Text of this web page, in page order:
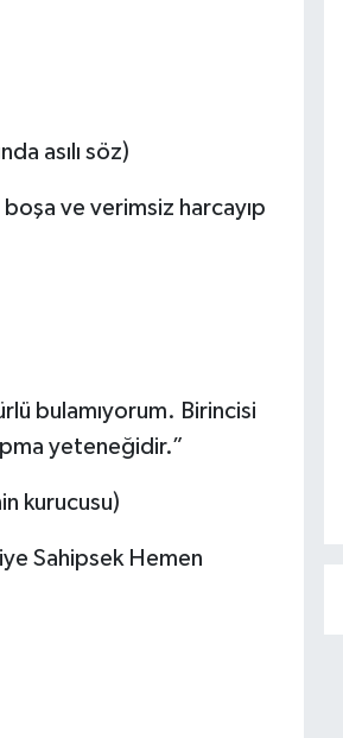
asılı söz)
boşa ve verimsiz harcayıp
bulamıyorum. Birincisi
yeteneğidir.”
kurucusu)
Sahipsek Hemen